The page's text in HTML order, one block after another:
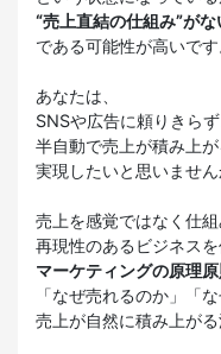
“売上直結の仕組み”がな
である可能性が高いです
あなたは、
SNSや広告に頼りきらず
半自動で売上が積み上
実現したいと思いません
売上を感覚ではなく仕組
再現性のあるビジネス
マーケティングの原理
「なぜ売れるのか」「
売上が自然に積み上がる